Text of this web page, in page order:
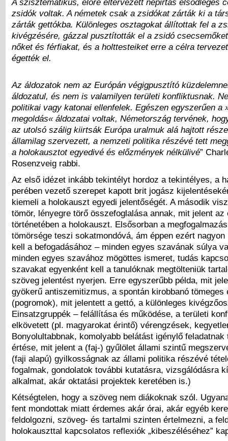
zsidók voltak. A németek csak a zsidókat zárták ki a
zárták gettókba. Különleges osztagokat állítottak fel a
kivégzésére, gázzal pusztították el a zsidó
nőket és férfiakat, és a holttesteiket erre a célra
égették el.
Az áldozatok nem az Európán végigpusztító
áldozatul, és nem is valamilyen területi konfliktusnak.
politikai vagy katonai ellenfelek. Egészen egyszerűen a
megoldás« áldozatai voltak, Németország tervének,
az utolsó szálig kiirtsák Európa uralmuk alá hajtott
államilag szervezett, a nemzeti politika részévé tett
a holokausztot egyedivé és előzmények nélkülivé”
Rosenzveig rabbi.
Az első idézet inkább tekintélyt hordoz a tekintélyes, a
perében vezető szerepet kapott brit jogász
kiemeli a holokauszt egyedi jelentőségét. A második
tömör, lényegre törő összefoglalása annak, mit jelent az
történetében a holokauszt. Elsősorban a
tömörsége teszi sokatmondóvá, ám éppen ezért
kell a befogadásához – minden egyes szavának súlya
minden egyes szavához mögöttes ismeret, tudás
szavakat egyenként kell a tanulóknak megtölteniük
szöveg jelentést nyerjen. Erre egyszerűbb példa, mit
gyökerű antiszemitizmus, a spontán kirobbanó tömeges
(pogromok), mit jelentett a gettó, a különleges
Einsatzgruppék – felállítása és működése, a területi
elkövetett (pl. magyarokat érintő) vérengzések,
Bonyolultabbnak, komolyabb belátást igénylő feladatnak
értése, mit jelent a (faj-) gyűlölet állami szintű
(faji alapú) gyilkosságnak az állami politika részévé
fogalmak, gondolatok további kutatásra, vizsgálódásra
alkalmat, akár oktatási projektek keretében is.)
Kétségtelen, hogy a szöveg nem diákoknak szól.
fent mondottak miatt érdemes akár órai, akár egyéb
feldolgozni, szöveg- és tartalmi szinten értelmezni, a
holokauszttal kapcsolatos reflexiók „kibeszéléséhez”